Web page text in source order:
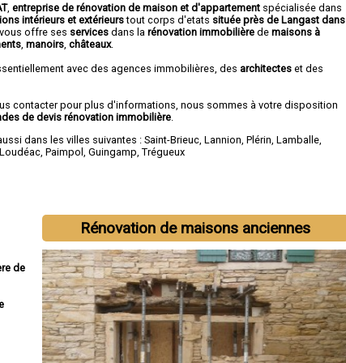
,entreprise de rénovation de maison et d'appartement spécialisée dans
intérieurs et extérieurstout corps d'etats située près de Langast dans
vous offre ses services dans larénovation immobilière demaisons à
,manoirs ,châteaux.
avec des agences immobilières, des architectes et des
contacter pour plus d'informations, nous sommes à votre disposition
de devis rénovation immobilière
dans les villes suivantes :Saint-Brieuc ,Lannion ,Plérin ,Lamballe
Loudéac ,Paimpol ,Guingamp ,Trégueux
Rénovation de maisons anciennes
de